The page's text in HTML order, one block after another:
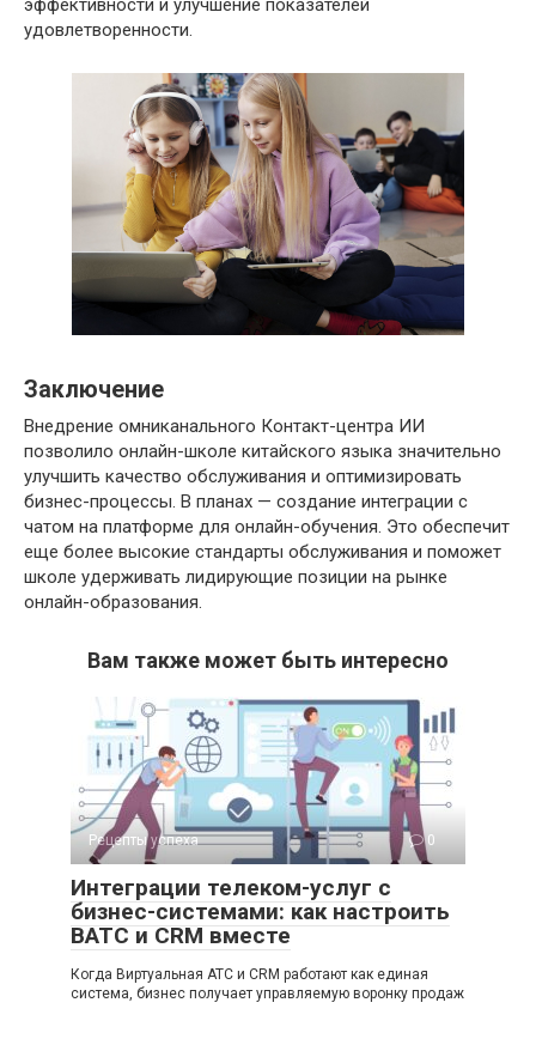
эффективности и улучшение показателей
удовлетворенности.
Заключение
Внедрение омниканального Контакт-центра ИИ
позволило онлайн-школе китайского языка значительно
улучшить качество обслуживания и оптимизировать
бизнес-процессы. В планах — создание интеграции с
чатом на платформе для онлайн-обучения. Это обеспечит
еще более высокие стандарты обслуживания и поможет
школе удерживать лидирующие позиции на рынке
онлайн-образования.
Вам также может быть интересно
Рецепты успеха 0
Интеграции телеком-услуг с
бизнес-системами: как настроить
ВАТС и CRM вместе
Когда Виртуальная АТС и CRM работают как единая
система, бизнес получает управляемую воронку продаж